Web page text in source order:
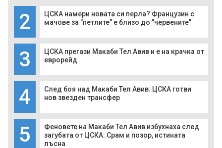
2
ЦСКА намери новата си перла? Французин с
мачове за "петлите" е близо до "червените"
3
ЦСКА прегази Макаби Тел Авив и е на крачка от
еврорейд
4
След боя над Макаби Тел Авив: ЦСКА готви
нов звезден трансфер
5
Феновете на Макаби Тел Авив избухнаха след
загубата от ЦСКА: Срам и позор, истината
лъсна